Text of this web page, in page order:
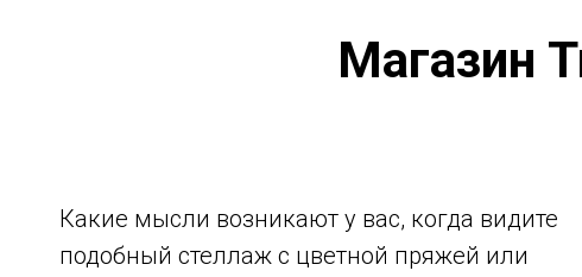
Магазин
Какие мысли возникают у вас, когда видите
подобный стеллаж с цветной пряжей или